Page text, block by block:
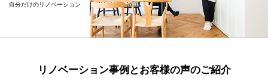
自分だけのリノベーション
リノベーション事例とお客様の声のご紹介